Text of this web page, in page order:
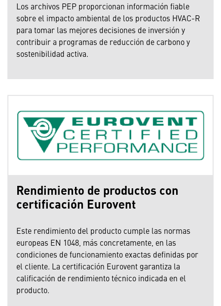
Los archivos PEP proporcionan información fiable
sobre el impacto ambiental de los productos HVAC-R
para tomar las mejores decisiones de inversión y
contribuir a programas de reducción de carbono y
sostenibilidad activa.
Rendimiento de productos con
certificación Eurovent
Este rendimiento del producto cumple las normas
europeas EN 1048, más concretamente, en las
condiciones de funcionamiento exactas definidas por
el cliente. La certificación Eurovent garantiza la
calificación de rendimiento técnico indicada en el
producto.